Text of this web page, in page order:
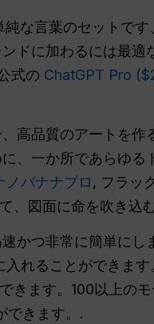
な言葉のセットです
ドに加わるには最適
式の ChatGPT Pro
高品質のアートを作
、一か所であらゆる
ノバナナプロ , フラッ
、図面に命を吹き込
かつ非常に簡単にし
れることができます
きます。100以上の
できます。.